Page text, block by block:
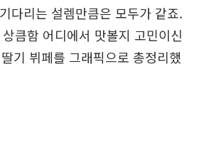
다리는 설렘만큼은 모두가 같죠.
큼함 어디에서 맛볼지 고민이신
기 뷔페를 그래픽으로 총정리했